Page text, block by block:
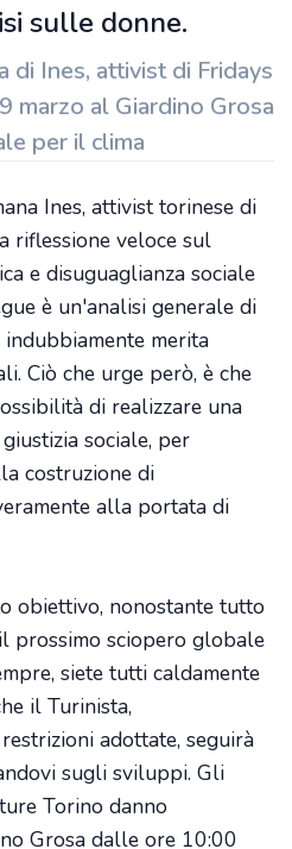
sulle donne.
di Ines, attivist di Fridays
marzo al Giardino Grosa
per il clima
Ines, attivist torinese di
riflessione veloce sul
e disuguaglianza sociale
è un'analisi generale di
indubbiamente merita
Ciò che urge però, è che
di realizzare una
sociale, per
costruzione di
alla portata di
obiettivo, nonostante tutto
prossimo sciopero globale
siete tutti caldamente
il Turinista,
adottate, seguirà
sugli sviluppi. Gli
Torino danno
Grosa dalle ore 10:00